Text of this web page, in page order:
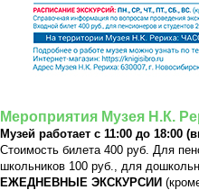
Мероприятия Музея Н.К.
Музей работает с 11:00 до 18:00
Стоимость билета 400 руб. Для
школьников 100 руб., для
ЕЖЕДНЕВНЫЕ ЭКСКУРСИИ